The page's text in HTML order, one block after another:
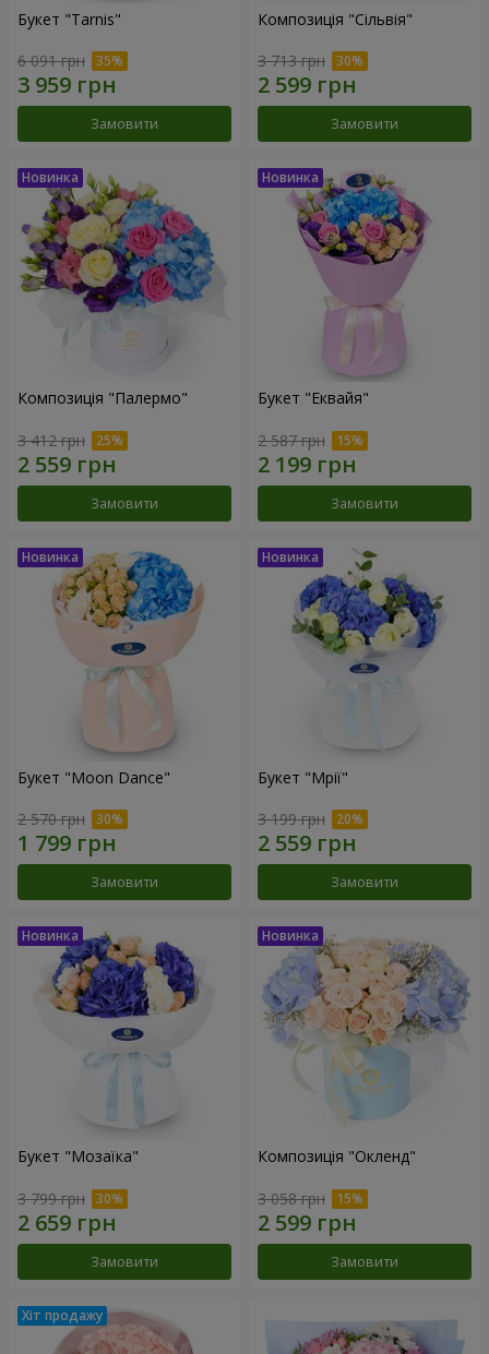
Букет "Tarnis"
6 091 грн
Замовити
Композиція "Сільвія"
3 713 грн
Замовити
Композиція "Палермо"
3 412 грн
Замовити
Букет "Еквайя"
2 587 грн
Замовити
Букет "Moon Dance"
2 570 грн
Замовити
Букет "Мрії"
3 199 грн
Замовити
Букет "Мозаїка"
3 799 грн
Замовити
Композиція "Окленд"
3 058 грн
Замовити